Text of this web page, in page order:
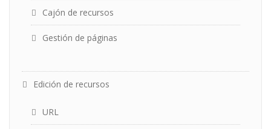
Cajón de recursos
Gestión de páginas
Edición de recursos
URL